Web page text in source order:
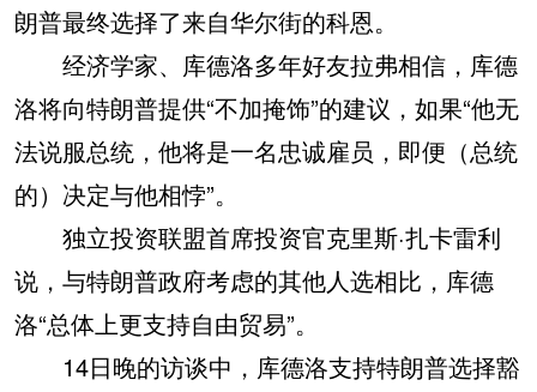
朗普最终选择了来自华尔街的科恩。
经济学家、库德洛多年好友拉弗相信，库德
洛将向特朗普提供“不加掩饰”的建议，如果“他无
法说服总统，他将是一名忠诚雇员，即便（总统
的）决定与他相悖”。
独立投资联盟首席投资官克里斯·扎卡雷利
说，与特朗普政府考虑的其他人选相比，库德
洛“总体上更支持自由贸易”。
14日晚的访谈中，库德洛支持特朗普选择豁